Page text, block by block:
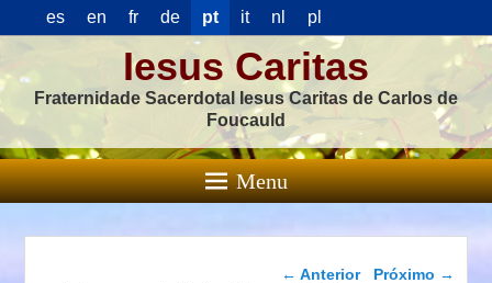
es en fr de pt it nl pl
Iesus Caritas
Fraternidade Sacerdotal Iesus Caritas de Carlos de
Foucauld
Menu
Navegação das
← Anterior Próximo →